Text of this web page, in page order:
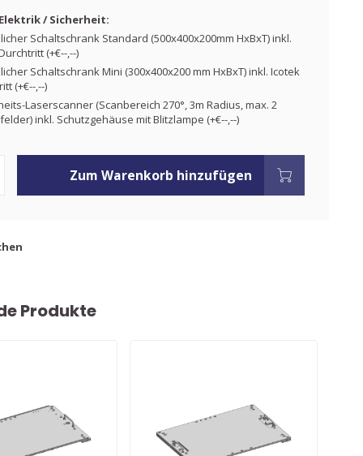
/ Sicherheit:
Schaltschrank Standard (500x400x200mm HxBxT) inkl.
(+€--,--)
Schaltschrank Mini (300x400x200 mm HxBxT) inkl. Icotek
(+€--,--)
Laserscanner (Scanbereich 270°, 3m Radius, max. 2
inkl. Schutzgehäuse mit Blitzlampe (+€--,--)
Zum Warenkorb hinzufügen
Produkte